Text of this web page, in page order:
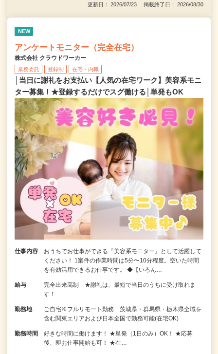
更新日： 2026/07/23 掲載終了日： 2026/08/30
NEW
アンケートモニター（完全在宅）
株式会社 クラウドワーカー
業務委託 登録制 在宅・内職
│当日に謝礼をお支払い【人気の在宅ワーク】美容系モニ
ター募集！★登録するだけでスグ働ける│単発もOK
仕事内容
おうちでお仕事ができる『美容系モニター』として活躍して
ください！ 1案件の作業時間は5分〜10分程度。空いた時間
を有効活用できるお仕事です。 ◆【いろん…
給与
完全出来高制 ★謝礼は、最短で当日のうちに受け取れま
す！
勤務地
ご自宅※フルリモート勤務 茨城県・群馬県・栃木県全域を
含む関東エリアおよび日本全国で勤務可能(在宅OK)
勤務時間
好きな時間に働けます！ ★単発（1日のみ）OK！ ★応募
後、即お仕事開始も可！ ★在…